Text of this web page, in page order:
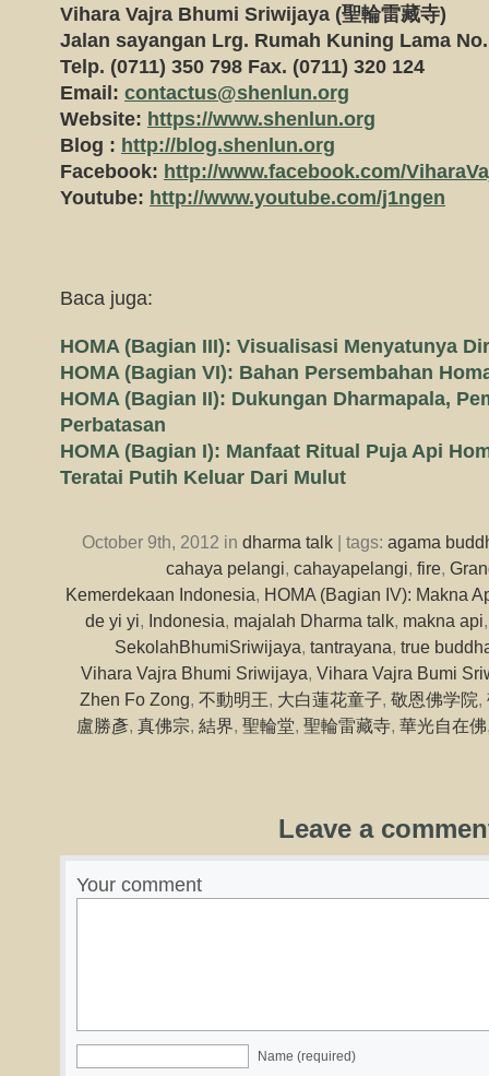
Vihara Vajra Bhumi Sriwijaya (聖輪雷藏寺)
Jalan sayangan Lrg. Rumah Kuning Lama
Telp. (0711) 350 798 Fax. (0711) 320 124
Email: contactus@shenlun.org
Website: https://www.shenlun.org
Blog : http://blog.shenlun.org
Facebook: http://www.facebook.com/
Youtube: http://www.youtube.com/j1ngen
Baca juga:
HOMA (Bagian III): Visualisasi Menyatunya
HOMA (Bagian VI): Bahan Persembahan
HOMA (Bagian II): Dukungan Dharmapala,
Perbatasan
HOMA (Bagian I): Manfaat Ritual Puja Api
Teratai Putih Keluar Dari Mulut
October 9th, 2012 in dharma talk | tags: agama
cahaya pelangi, cahayapelangi, fire,
Kemerdekaan Indonesia, HOMA (Bagian IV): Makna
de yi yi, Indonesia, majalah Dharma talk, makna api
SekolahBhumiSriwijaya, tantrayana, true
Vihara Vajra Bhumi Sriwijaya, Vihara Vajra Bumi
Zhen Fo Zong, 不動明王, 大白蓮花童子, 敬恩佛学院,
盧勝彥, 真佛宗, 結界, 聖輪堂, 聖輪雷藏寺, 華光自在佛
Leave a
Your comment
Name (required)